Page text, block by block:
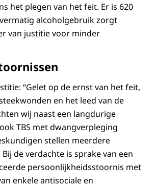
het plegen van het feit. Er is 620
alcoholgebruik zorgt
van justitie voor minder
“Gelet op de ernst van het feit,
en het leed van de
wij naast een langdurige
TBS met dwangverpleging
stellen meerdere
de verdachte is sprake van een
persoonlijkheidsstoornis met
enkele antisociale en